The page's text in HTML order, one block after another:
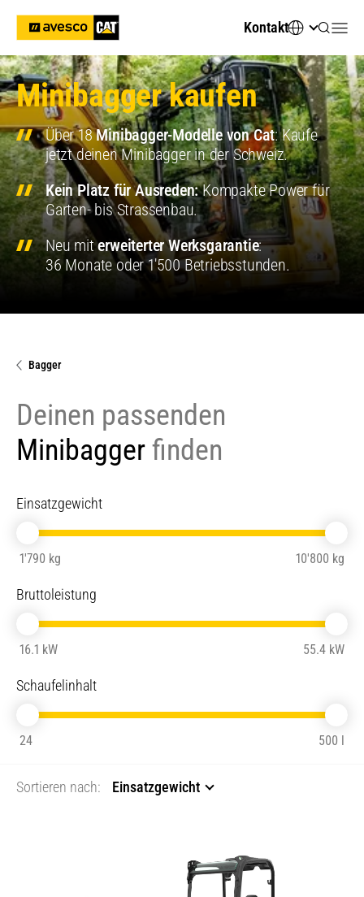
Kontakt
Minibagger kaufen
Über 18Minibagger-Modelle von Cat: Kaufe
jetzt deinen Minibagger in der Schweiz.
Kein Platz für Ausreden:Kompakte Power für
Garten- bis Strassenbau.
Neu miterweiterter Werksgarantie:
36 Monate oder 1'500 Betriebsstunden.
Bagger
Deinen passenden
Minibaggerfinden
Einsatzgewicht
1'790 kg 10'800 kg
Bruttoleistung
16.1 kW 55.4 kW
Schaufelinhalt
24 500 l
Sortieren nach: Einsatzgewicht